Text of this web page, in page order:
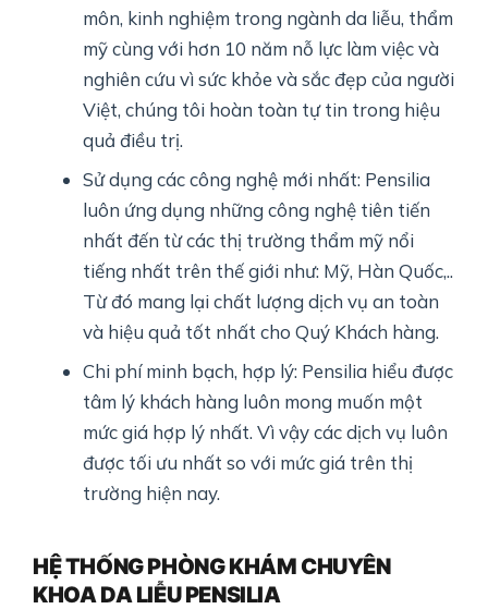
môn, kinh nghiệm trong ngành da liễu, thẩm
mỹ cùng với hơn 10 năm nỗ lực làm việc và
nghiên cứu vì sức khỏe và sắc đẹp của người
Việt, chúng tôi hoàn toàn tự tin trong hiệu
quả điều trị.
Sử dụng các công nghệ mới nhất: Pensilia
luôn ứng dụng những công nghệ tiên tiến
nhất đến từ các thị trường thẩm mỹ nổi
tiếng nhất trên thế giới như: Mỹ, Hàn Quốc,..
Từ đó mang lại chất lượng dịch vụ an toàn
và hiệu quả tốt nhất cho Quý Khách hàng.
Chi phí minh bạch, hợp lý: Pensilia hiểu được
tâm lý khách hàng luôn mong muốn một
mức giá hợp lý nhất. Vì vậy các dịch vụ luôn
được tối ưu nhất so với mức giá trên thị
trường hiện nay.
HỆ THỐNG PHÒNG KHÁM CHUYÊN
KHOA DA LIỄU PENSILIA